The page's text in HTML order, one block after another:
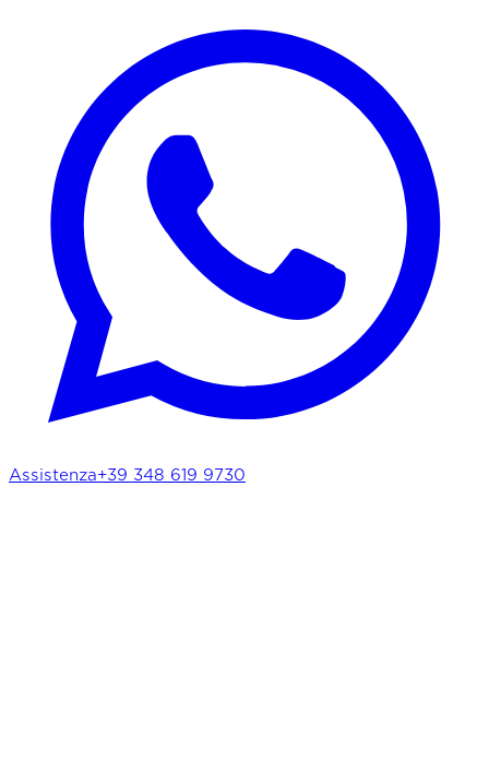
Assistenza+39 348 619 9730